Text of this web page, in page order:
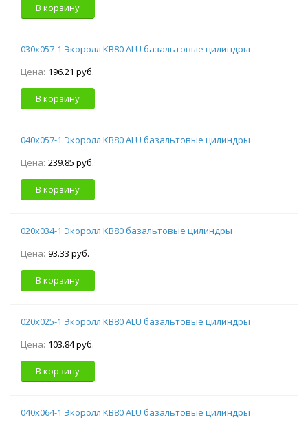
В корзину
030х057-1 Экоролл КВ80 ALU базальтовые цилиндры
Цена: 196.21 руб.
В корзину
040х057-1 Экоролл КВ80 ALU базальтовые цилиндры
Цена: 239.85 руб.
В корзину
020х034-1 Экоролл КВ80 базальтовые цилиндры
Цена: 93.33 руб.
В корзину
020х025-1 Экоролл КВ80 ALU базальтовые цилиндры
Цена: 103.84 руб.
В корзину
040х064-1 Экоролл КВ80 ALU базальтовые цилиндры